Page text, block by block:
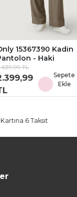
15367390 Kadin
- Haki
TL
Sepete
Ekle
6 Taksit